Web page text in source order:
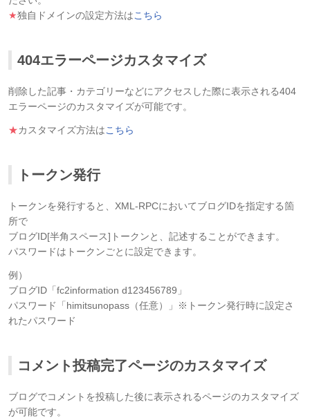
★独自ドメインの設定方法はこちら
404エラーページカスタマイズ
削除した記事・カテゴリーなどにアクセスした際に表示される404
エラーページのカスタマイズが可能です。
★カスタマイズ方法はこちら
トークン発行
トークンを発行すると、XML-RPCにおいてブログIDを指定する箇
所で
ブログID[半角スペース]トークンと、記述することができます。
パスワードはトークンごとに設定できます。
例）
ブログID「fc2information d123456789」
パスワード「himitsunopass（任意）」※トークン発行時に設定さ
れたパスワード
コメント投稿完了ページのカスタマイズ
ブログでコメントを投稿した後に表示されるページのカスタマイズ
が可能です。